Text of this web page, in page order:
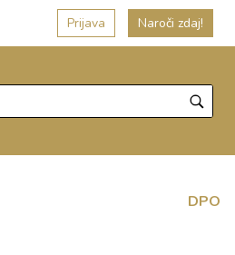
Prijava Naroči zdaj!
DPO